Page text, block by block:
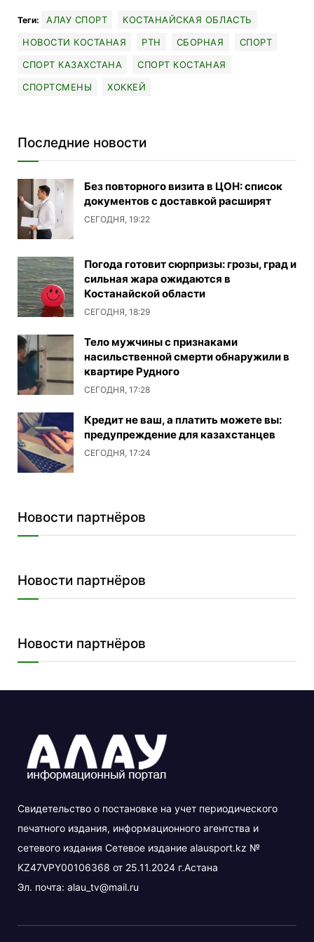
Теги: АЛАУ СПОРТ
КОСТАНАЙСКАЯ ОБЛАСТЬ
НОВОСТИ КОСТАНАЯ
РТН СБОРНАЯ
СПОРТ
СПОРТ КАЗАХСТАНА
СПОРТ КОСТАНАЯ
СПОРТСМЕНЫ
ХОККЕЙ
Последние новости
Без повторного визита в ЦОН: список
документов с доставкой расширят
СЕГОДНЯ, 19:22
Погода готовит сюрпризы: грозы, град и
сильная жара ожидаются в
Костанайской области
СЕГОДНЯ, 18:29
Тело мужчины с признаками
насильственной смерти обнаружили в
квартире Рудного
СЕГОДНЯ, 17:28
Кредит не ваш, а платить можете вы:
предупреждение для казахстанцев
СЕГОДНЯ, 17:24
Новости партнёров
Новости партнёров
Новости партнёров
Свидетельство о постановке на учет периодического
печатного издания, информационного агентства и
сетевого издания Сетевое издание alausport.kz №
KZ47VPY00106368 от 25.11.2024 г.Астана
Эл. почта: alau_tv@mail.ru